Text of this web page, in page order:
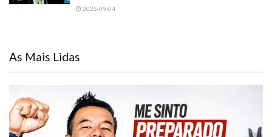
2025-09-04
As Mais Lidas